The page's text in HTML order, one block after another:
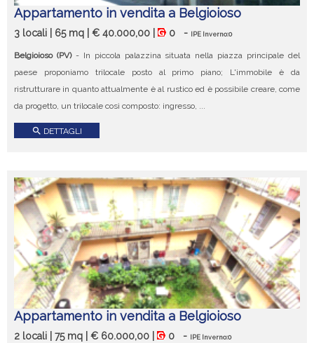
Appartamento in vendita a Belgioioso
3 locali | 65 mq | € 40.000,00 | 0 - IPE Inverno:0
Belgioioso (PV)- In piccola palazzina situata nella piazza principale del
paese proponiamo trilocale posto al primo piano; L'immobile è da
ristrutturare in quanto attualmente è al rustico ed è possibile creare, come
da progetto, un trilocale così composto: ingresso, ...
search DETTAGLI
Appartamento in vendita a Belgioioso
2 locali | 75 mq | € 60.000,00 | 0 - IPE Inverno:0